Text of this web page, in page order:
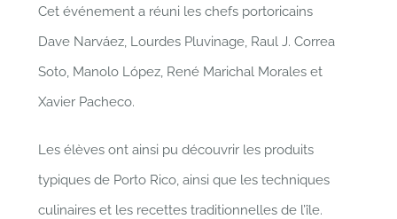
Cet événement a réuni les chefs portoricains
Dave Narváez, Lourdes Pluvinage, Raul J. Correa
Soto, Manolo López, René Marichal Morales et
Xavier Pacheco.
Les élèves ont ainsi pu découvrir les produits
typiques de Porto Rico, ainsi que les techniques
culinaires et les recettes traditionnelles de l’île.